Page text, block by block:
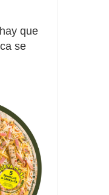
que
se